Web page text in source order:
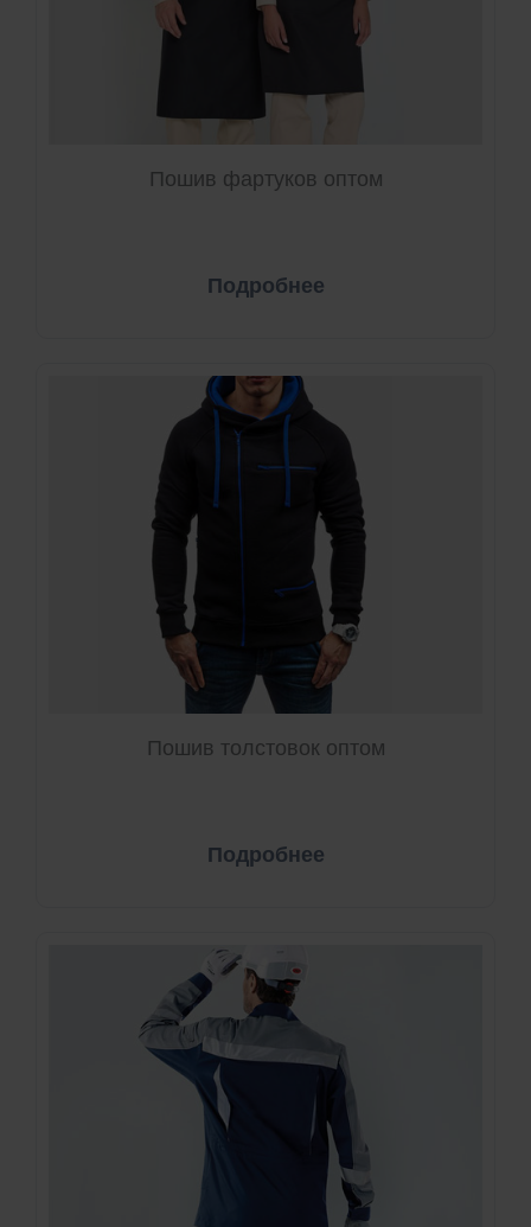
Пошив фартуков оптом
Подробнее
Пошив толстовок оптом
Подробнее